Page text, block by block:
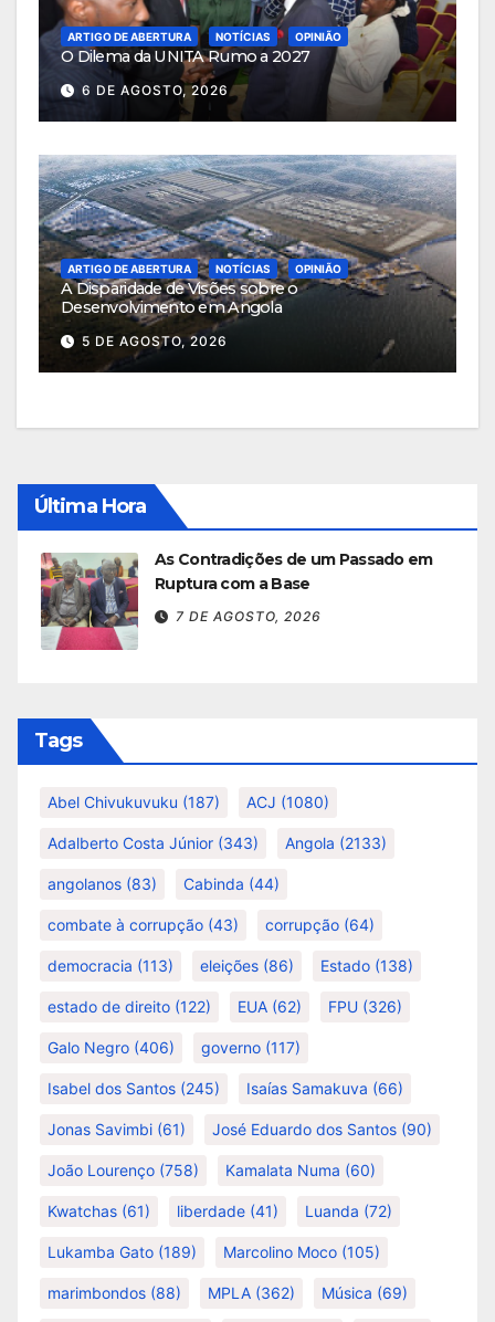
ARTIGO DE ABERTURA NOTÍCIAS OPINIÃO
O Dilema da UNITA Rumo a 2027
6 DE AGOSTO, 2026
ARTIGO DE ABERTURA NOTÍCIAS OPINIÃO
A Disparidade de Visões sobre o
Desenvolvimento em Angola
5 DE AGOSTO, 2026
Última Hora
As Contradições de um Passado em
Ruptura com a Base
7 DE AGOSTO, 2026
Tags
Abel Chivukuvuku (187) ACJ (1080)
Adalberto Costa Júnior (343) Angola (2133)
angolanos (83) Cabinda (44)
combate à corrupção (43) corrupção (64)
democracia (113) eleições (86) Estado (138)
estado de direito (122) EUA (62) FPU (326)
Galo Negro (406) governo (117)
Isabel dos Santos (245) Isaías Samakuva (66)
Jonas Savimbi (61) José Eduardo dos Santos (90)
João Lourenço (758) Kamalata Numa (60)
Kwatchas (61) liberdade (41) Luanda (72)
Lukamba Gato (189) Marcolino Moco (105)
marimbondos (88) MPLA (362) Música (69)